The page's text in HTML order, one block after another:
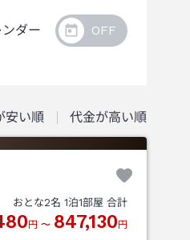
ダー
安い順 代金が高い順
おとな2名 1泊1部屋 合計
円 〜 847,130 円